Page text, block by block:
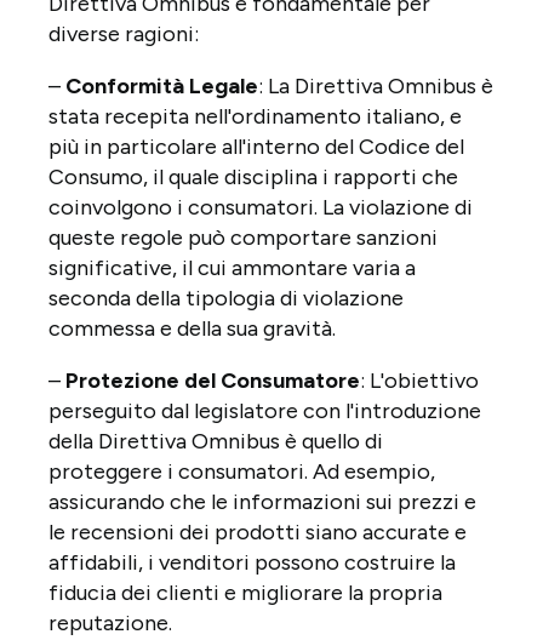
diverse ragioni:
– Conformità Legale: La Direttiva Omnibus è
stata recepita nell'ordinamento italiano, e
più in particolare all'interno del Codice del
Consumo, il quale disciplina i rapporti che
coinvolgono i consumatori. La violazione di
queste regole può comportare sanzioni
significative, il cui ammontare varia a
seconda della tipologia di violazione
commessa e della sua gravità.
– Protezione del Consumatore: L'obiettivo
perseguito dal legislatore con l'introduzione
della Direttiva Omnibus è quello di
proteggere i consumatori. Ad esempio,
assicurando che le informazioni sui prezzi e
le recensioni dei prodotti siano accurate e
affidabili, i venditori possono costruire la
fiducia dei clienti e migliorare la propria
reputazione.